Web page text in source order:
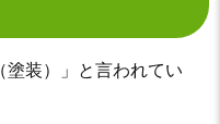
塗装）」と言われてい